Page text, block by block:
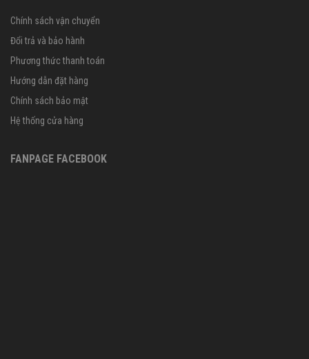
Chính sách vận chuyển
Đổi trả và bảo hành
Phương thức thanh toán
Hướng dẫn đặt hàng
Chính sách bảo mật
Hệ thống cửa hàng
FANPAGE FACEBOOK